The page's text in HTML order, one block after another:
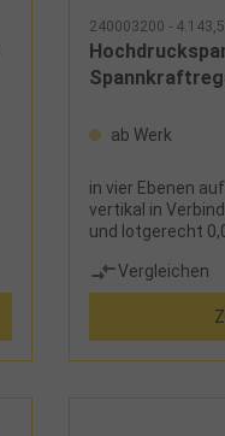
240003200 -
ab Werk
in vier Ebenen
vertikal in
und lotgerecht
mechanischer
Spannsystem,
zur leichteren
mechanische
Handkurbel
Vergleichen